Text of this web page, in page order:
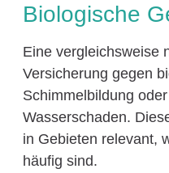
Biologische
Eine vergleichsweise
Versicherung gegen
Schimmelbildung
Wasserschaden.
in Gebieten relevant,
häufig sind.